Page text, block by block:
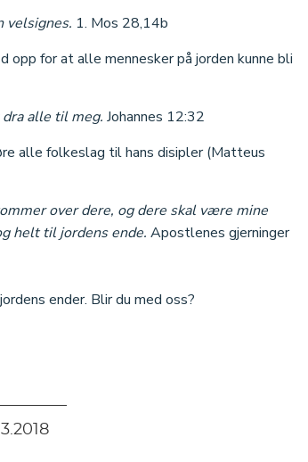
velsignes. 1. Mos 28,14b
opp for at alle mennesker på jorden kunne bli
alle til meg. Johannes 12:32
alle folkeslag til hans disipler (Matteus
over dere, og dere skal være mine
helt til jordens ende. Apostlenes gjerninger
ender. Blir du med oss?
3.2018